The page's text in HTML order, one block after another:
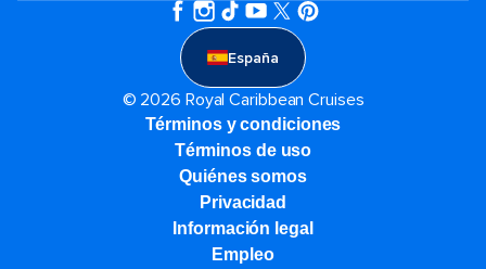
España
© 2026 Royal Caribbean Cruises
Términos y condiciones
Términos de uso
Quiénes somos
Privacidad
Información legal
Empleo